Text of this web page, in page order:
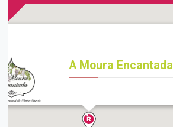
A Moura Encantada